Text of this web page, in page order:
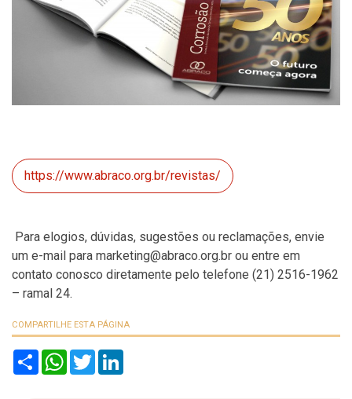
https://www.abraco.org.br/revistas/
Para elogios, dúvidas, sugestões ou reclamações, envie
um e-mail para marketing@abraco.org.br ou entre em
contato conosco diretamente pelo telefone (21) 2516-1962
– ramal 24.
COMPARTILHE ESTA PÁGINA
S
W
T
w